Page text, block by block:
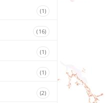
(1)
(16)
(1)
(1)
(2)